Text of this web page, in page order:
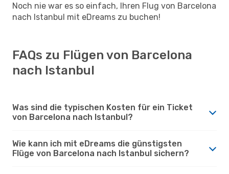
Noch nie war es so einfach, Ihren Flug von Barcelona
nach Istanbul mit eDreams zu buchen!
FAQs zu Flügen von Barcelona
nach Istanbul
Was sind die typischen Kosten für ein Ticket
von Barcelona nach Istanbul?
Wie kann ich mit eDreams die günstigsten
Flüge von Barcelona nach Istanbul sichern?